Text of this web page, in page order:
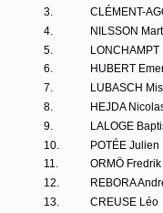
3.
CLÉMENT-
4.
NILSSON
5.
LONCHAMPT
6.
HUBERT
7.
LUBASCH
8.
HEJDA
9.
LALOGE
10.
POTÉE Julien
11.
ORMÖ Fredrik
12.
REBORA
13.
CREUSE Léo